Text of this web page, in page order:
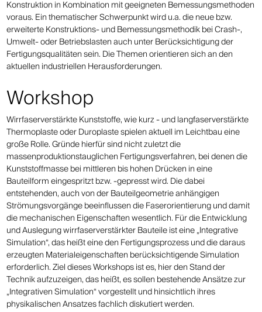
Konstruktion in Kombination mit geeigneten Bemessungsmethoden
voraus. Ein thematischer Schwerpunkt wird u.a. die neue bzw.
erweiterte Konstruktions- und Bemessungsmethodik bei Crash-,
Umwelt- oder Betriebslasten auch unter Berücksichtigung der
Fertigungsqualitäten sein. Die Themen orientieren sich an den
aktuellen industriellen Herausforderungen.
Workshop
Wirrfaserverstärkte Kunststoffe, wie kurz - und langfaserverstärkte
Thermoplaste oder Duroplaste spielen aktuell im Leichtbau eine
große Rolle. Gründe hierfür sind nicht zuletzt die
massenproduktionstauglichen Fertigungsverfahren, bei denen die
Kunststoffmasse bei mittleren bis hohen Drücken in eine
Bauteilform eingespritzt bzw. -gepresst wird. Die dabei
entstehenden, auch von der Bauteilgeometrie anhängigen
Strömungsvorgänge beeinflussen die Faserorientierung und damit
die mechanischen Eigenschaften wesentlich. Für die Entwicklung
und Auslegung wirrfaserverstärkter Bauteile ist eine „Integrative
Simulation“, das heißt eine den Fertigungsprozess und die daraus
erzeugten Materialeigenschaften berücksichtigende Simulation
erforderlich. Ziel dieses Workshops ist es, hier den Stand der
Technik aufzuzeigen, das heißt, es sollen bestehende Ansätze zur
„Integrativen Simulation“ vorgestellt und hinsichtlich ihres
physikalischen Ansatzes fachlich diskutiert werden.